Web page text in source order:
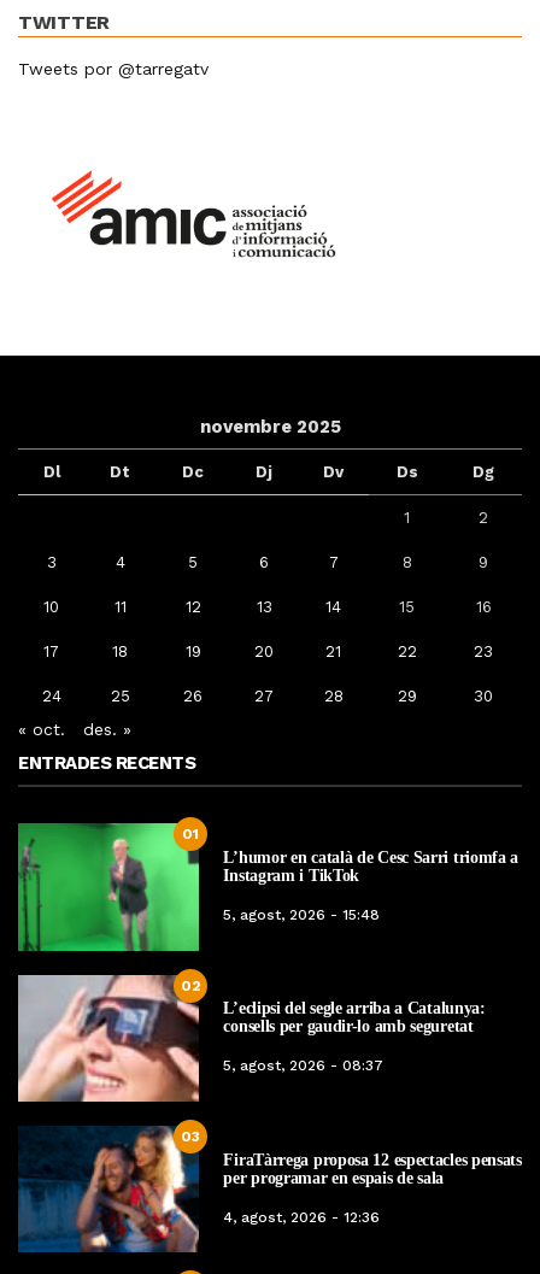
TWITTER
Tweets por @tarregatv
novembre 2025
Dl Dt Dc Dj Dv Ds Dg
1 2
3 4 5 6 7 8 9
10 11 12 13 14 15 16
17 18 19 20 21 22 23
24 25 26 27 28 29 30
« oct. des. »
ENTRADES RECENTS
01
L’humor en català de Cesc Sarri triomfa a
Instagram i TikTok
5, agost, 2026 - 15:48
02
L’eclipsi del segle arriba a Catalunya:
consells per gaudir-lo amb seguretat
5, agost, 2026 - 08:37
03
FiraTàrrega proposa 12 espectacles pensats
per programar en espais de sala
4, agost, 2026 - 12:36